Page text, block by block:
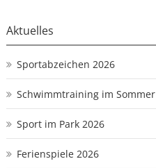
Aktuelles
Sportabzeichen 2026
Schwimmtraining im Sommer
Sport im Park 2026
Ferienspiele 2026